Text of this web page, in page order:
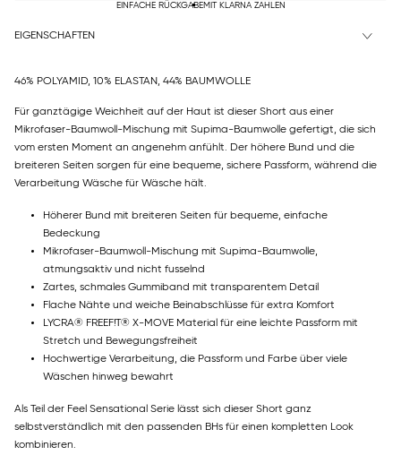
EINFACHE RÜCKGABEMIT KLARNA ZAHLEN
EIGENSCHAFTEN
46% POLYAMID, 10% ELASTAN, 44% BAUMWOLLE
Für ganztägige Weichheit auf der Haut ist dieser Short aus einer
Mikrofaser-Baumwoll-Mischung mit Supima-Baumwolle gefertigt, die sich
vom ersten Moment an angenehm anfühlt. Der höhere Bund und die
breiteren Seiten sorgen für eine bequeme, sichere Passform, während die
Verarbeitung Wäsche für Wäsche hält.
Höherer Bund mit breiteren Seiten für bequeme, einfache
Bedeckung
Mikrofaser-Baumwoll-Mischung mit Supima-Baumwolle,
atmungsaktiv und nicht fusselnd
Zartes, schmales Gummiband mit transparentem Detail
Flache Nähte und weiche Beinabschlüsse für extra Komfort
LYCRA® FREEF!T® X-MOVE Material für eine leichte Passform mit
Stretch und Bewegungsfreiheit
Hochwertige Verarbeitung, die Passform und Farbe über viele
Wäschen hinweg bewahrt
Als Teil der Feel Sensational Serie lässt sich dieser Short ganz
selbstverständlich mit den passenden BHs für einen kompletten Look
kombinieren.